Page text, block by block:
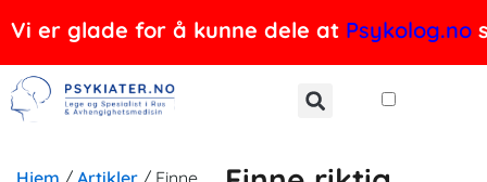
Hopp
til
innholdet
Vi er glade for å kunne dele at Psykolog.no